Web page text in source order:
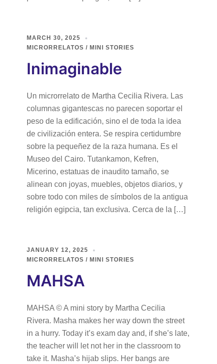
MARCH 30, 2025
MICRORRELATOS / MINI STORIES
Inimaginable
Un microrrelato de Martha Cecilia Rivera. Las
columnas gigantescas no parecen soportar el
peso de la edificación, sino el de toda la idea
de civilización entera. Se respira certidumbre
sobre la pequeñez de la raza humana. Es el
Museo del Cairo. Tutankamon, Kefren,
Micerino, estatuas de inaudito tamaño, se
alinean con joyas, muebles, objetos diarios, y
sobre todo con miles de símbolos de la antigua
religión egipcia, tan exclusiva. Cerca de la […]
JANUARY 12, 2025
MICRORRELATOS / MINI STORIES
MAHSA
MAHSA © A mini story by Martha Cecilia
Rivera. Masha makes her way down the street
in a hurry. Today it’s exam day and, if she’s late,
the teacher will let not her in the classroom to
take it. Masha’s hijab slips. Her bangs are